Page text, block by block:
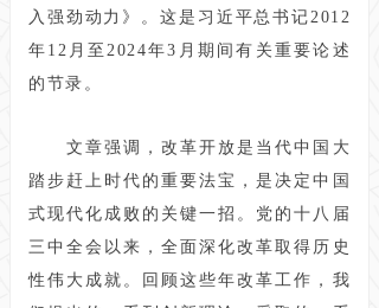
入强劲动力》。这是习近平总书记2012
年12月至2024年3月期间有关重要论述
的节录。
文章强调，改革开放是当代中国大
踏步赶上时代的重要法宝，是决定中国
式现代化成败的关键一招。党的十八届
三中全会以来，全面深化改革取得历史
性伟大成就。回顾这些年改革工作，我